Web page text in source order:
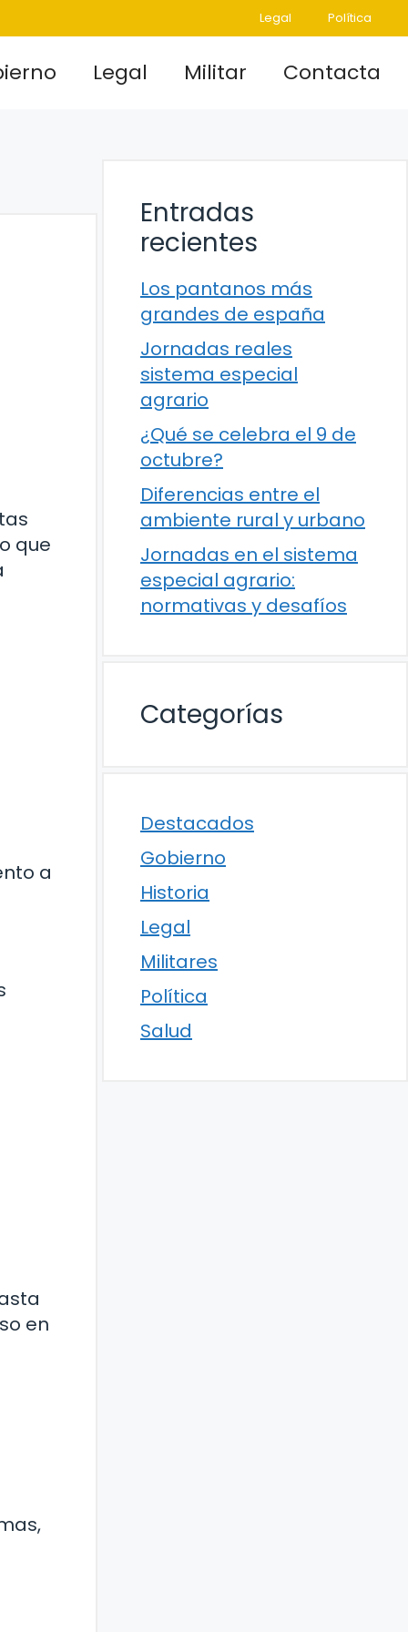
Legal Política
Legal Militar Contacta
que
a
en
Entradas
recientes
Los pantanos más
grandes de españa
Jornadas reales
sistema especial
agrario
¿Qué se celebra el 9 de
octubre?
Diferencias entre el
ambiente rural y urbano
Jornadas en el sistema
especial agrario:
normativas y desafíos
Categorías
Destacados
Gobierno
Historia
Legal
Militares
Política
Salud